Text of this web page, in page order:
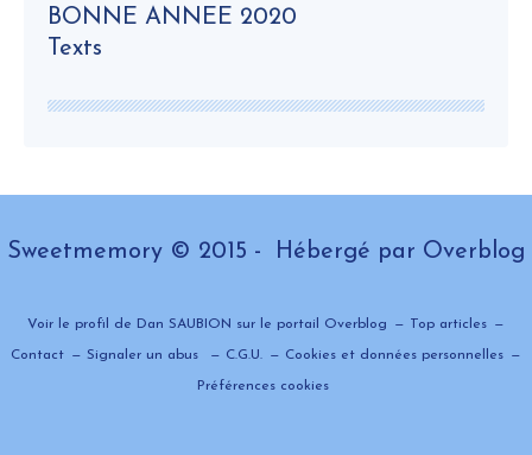
BONNE ANNEE 2020
Texts
Sweetmemory © 2015 - Hébergé par Overblog
Voir le profil de Dan SAUBION sur le portail Overblog Top articles
Contact Signaler un abus C.G.U. Cookies et données personnelles
Préférences cookies